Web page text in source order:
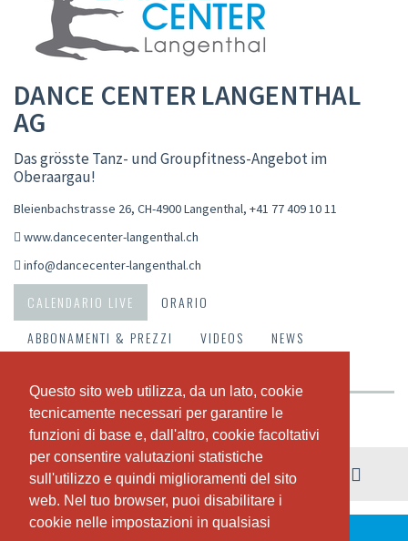
Questo sito web utilizza, da un lato, cookie
tecnicamente necessari per garantire le
funzioni di base e, dall'altro, cookie facoltativi
per consentire valutazioni statistiche
sull'utilizzo e quindi miglioramenti del sito
web. Nel tuo browser, puoi disabilitare i
cookie nelle impostazioni in qualsiasi
Questo sito web utilizza, da un lato, cookie
tecnicamente necessari per garantire le
funzioni di base e, dall'altro, cookie facoltativi
per consentire valutazioni statistiche
sull'utilizzo e quindi miglioramenti del sito
web. Nel tuo browser, puoi disabilitare i
cookie nelle impostazioni in qualsiasi
DANCE CENTER LANGENTHAL
AG
Das grösste Tanz- und Groupfitness-Angebot im
Oberaargau!
Bleienbachstrasse 26, CH-4900 Langenthal, +41 77 409 10 11
www.dancecenter-langenthal.ch
info@dancecenter-langenthal.ch
CALENDARIO LIVE
ORARIO
ABBONAMENTI & PREZZI
VIDEOS
NEWS
Riepilogo della settimana
03. - 09. agosto
QUESTA SETTIMANA NON CI SONO LEZIONI